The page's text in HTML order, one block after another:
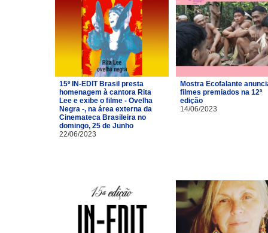
15º IN-EDIT Brasil presta
homenagem à cantora Rita
Lee e exibe o filme - Ovelha
Negra -, na área externa da
Cinemateca Brasileira no
domingo, 25 de Junho
22/06/2023
Mostra Ecofalante
filmes premiados na 12ª
edição
14/06/2023